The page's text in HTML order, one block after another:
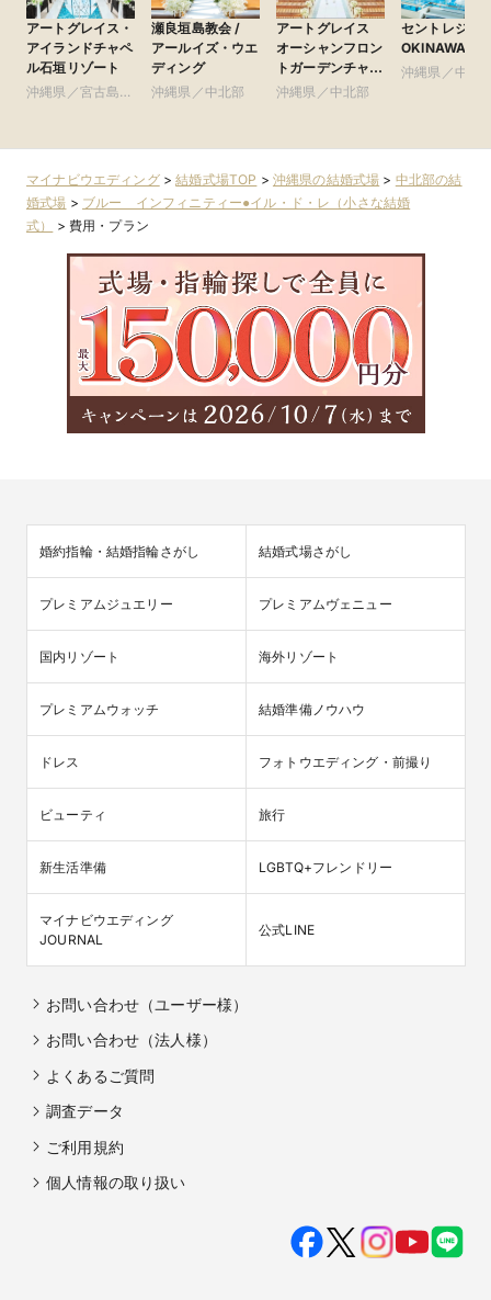
アートグレイス・
アイランドチャペ
ル石垣リゾート
沖縄県／宮古島・
瀬良垣島教会 /
アールイズ・ウエ
ディング
沖縄県／中北部
アートグレイス
オーシャンフロン
トガーデンチャペ
ル 沖縄 ●ベスト
沖縄県／中北部
セントレジェ
OKINAWA
沖縄県／中北
マイナビウエディング>結婚式場TOP > 沖縄県の結婚式場 > 中北部の結
婚式場 > ブルー インフィニティー●イル・ド・レ（小さな結婚
式）
> 費用・プラン
婚約指輪・結婚指輪さがし 結婚式場さがし
プレミアムジュエリー プレミアムヴェニュー
国内リゾート 海外リゾート
プレミアムウォッチ 結婚準備ノウハウ
ドレス フォトウエディング・前撮り
ビューティ 旅行
新生活準備 LGBTQ+フレンドリー
マイナビウエディング
JOURNAL
公式LINE
お問い合わせ（ユーザー様）
お問い合わせ（法人様）
よくあるご質問
調査データ
ご利用規約
個人情報の取り扱い